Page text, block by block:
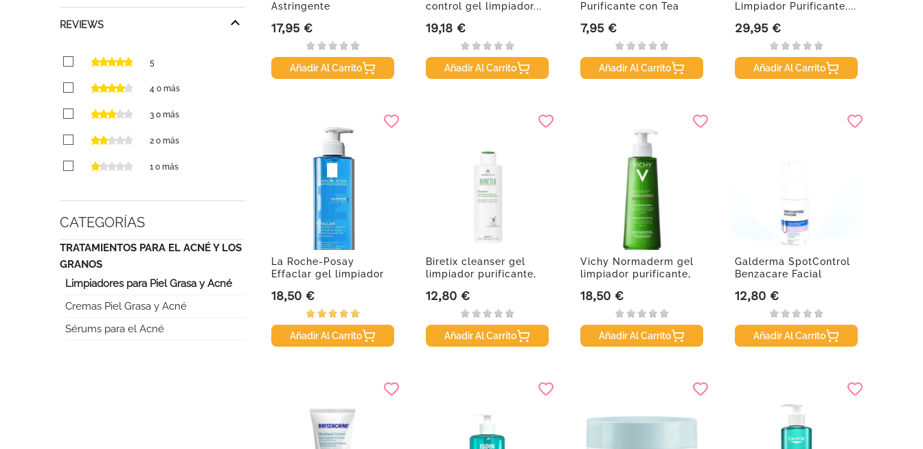
REVIEWS
5
4 o más
3 o más
2 o más
1 o más
CATEGORÍAS
TRATAMIENTOS PARA EL ACNÉ Y LOS
GRANOS
Limpiadores para Piel Grasa y Acné
Cremas Piel Grasa y Acné
Sérums para el Acné
Astringente
Precio
17,95 €
Añadir Al Carrito
control gel limpiador...
Precio
19,18 €
Añadir Al Carrito
Purificante con Tea
Precio
7,95 €
Añadir Al Carrito
Limpiador Purificante....
Precio
29,95 €
Añadir Al Carrito
La Roche-Posay
Effaclar gel limpiador
Precio
18,50 €
Añadir Al Carrito
Biretix cleanser gel
limpiador purificante,
Precio
12,80 €
Añadir Al Carrito
Vichy Normaderm gel
limpiador purificante,
Precio
18,50 €
Añadir Al Carrito
Galderma SpotControl
Benzacare Facial
Precio
12,80 €
Añadir Al Carrito